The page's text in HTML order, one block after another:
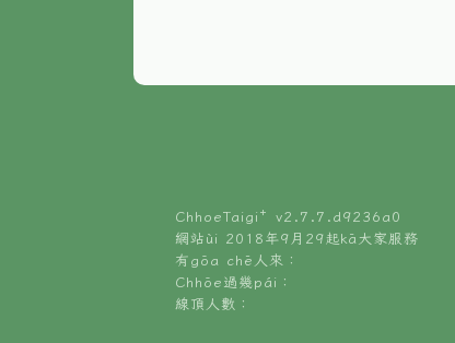
ChhoeTaigi⁺ v2.7.7.d9236a0
網站ùi 2018年9月29起kā大家服務
有gōa chē人來：
Chhōe過幾pái：
線頂人數：